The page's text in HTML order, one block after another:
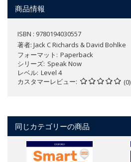
商品情報
ISBN : 9780194030557
著者: Jack C Richards & David Bohlke
フォーマット
Paperback
シリーズ Speak Now
レベル Level 4
カスタマーレビュー
(0)
同じカテゴリーの商品